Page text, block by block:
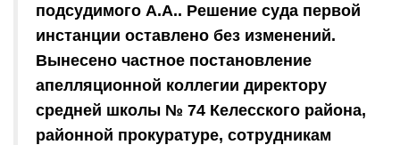
подсудимого А.А.. Решение суда первой
инстанции оставлено без изменений.
Вынесено частное постановление
апелляционной коллегии директору
средней школы № 74 Келесского района,
районной прокуратуре, сотрудникам